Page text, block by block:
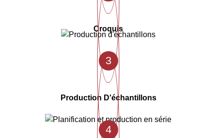
Croquis
3
Production D'échantillons
4